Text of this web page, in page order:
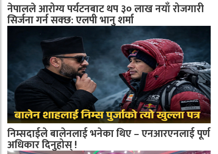
नेपालले आरोग्य पर्यटनबाट थप ३० लाख नयाँ रोजगारी
सिर्जना गर्न सक्छ: एलपी भानु शर्मा
निम्सदाईले बालेनलाई भनेका थिए – एनआरएनलाई पूर्ण
अधिकार दिनुहोस् !